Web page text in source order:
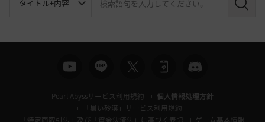
検
Pearl Abyssサービス利用規約
個人情報処理方針
「黒い砂漠」サービス利用規約
「特定商取引法」及び「資金決済法」に基づく表記
ゲーム基本情報